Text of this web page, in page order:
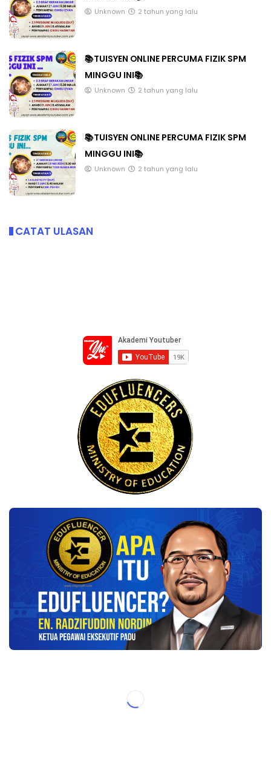
Unknown 2 tahun yang lalu
📚TUISYEN ONLINE PERCUMA FIZIK SPM
MINGGU INI📚
Unknown 2 tahun yang lalu
📚TUISYEN ONLINE PERCUMA FIZIK SPM
MINGGU INI📚
Unknown 2 tahun yang lalu
CATAT ULASAN